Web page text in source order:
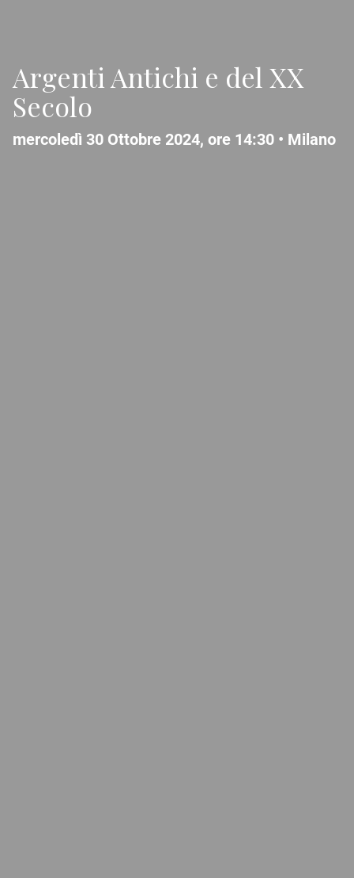
Argenti Antichi e del XX
Secolo
mercoledì 30 Ottobre 2024, ore 14:30 • Milano